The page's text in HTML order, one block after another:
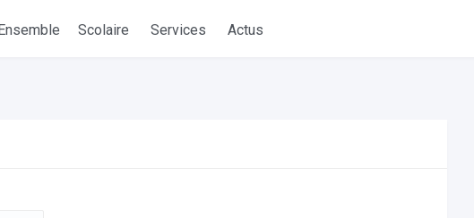
Scolaire Services Actus